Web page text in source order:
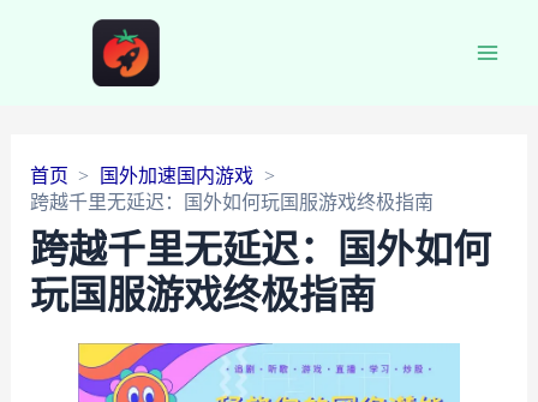
首页
国外加速国内游戏
跨越千里无延迟：国外如何玩国服游戏终极指南
跨越千里无延迟：国外如何
玩国服游戏终极指南